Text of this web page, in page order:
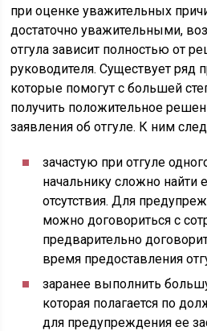
при оценке уважительных
достаточно уважительными,
отгула зависит полностью от
руководителя. Существует ряд
которые помогут с большей
получить положительное
заявления об отгуле. К ним
зачастую при отгуле
начальнику сложно найти
отсутствия. Для
можно договориться с
предварительно
время предоставления
заранее выполнить
которая полагается по
для предупреждения ее